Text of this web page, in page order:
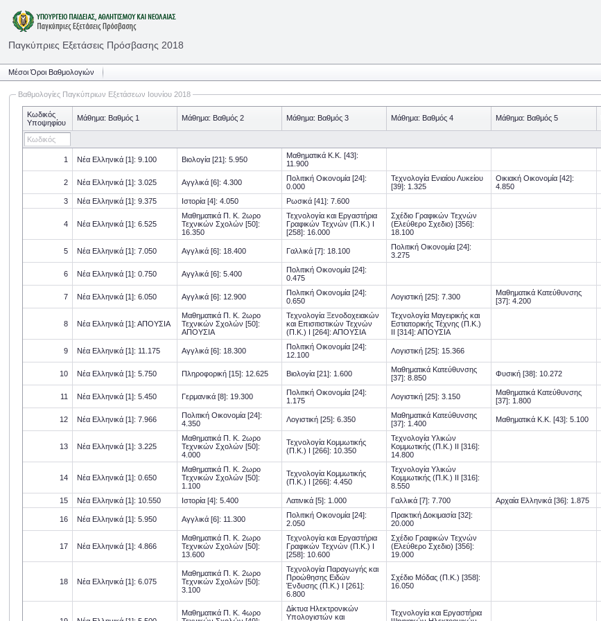
Παγκύπριες Εξετάσεις Πρόσβασης 2018
Μέσοι Όροι Βαθμολογιών
Βαθμολογίες Παγκύπριων Εξετάσεων Ιουνίου 2018
Κωδικός
Υποψηφίου
Μάθημα: Βαθμός 1 Μάθημα: Βαθμός 2 Μάθημα: Βαθμός 3 Μάθημα: Βαθμός 4 Μάθημα: Βαθμός 5
1 Νέα Ελληνικά [1]: 9.100 Βιολογία [21]: 5.950
Μαθηματικά Κ.Κ. [43]:
11.900
2 Νέα Ελληνικά [1]: 3.025 Αγγλικά [6]: 4.300
Πολιτική Οικονομία [24]:
0.000
Τεχνολογία Ενιαίου Λυκείου
[39]: 1.325
Οικιακή Οικονομία [42]:
4.850
3 Νέα Ελληνικά [1]: 9.375 Ιστορία [4]: 4.050 Ρωσικά [41]: 7.600
4 Νέα Ελληνικά [1]: 6.525
Μαθηματικά Π. Κ. 2ωρο
Τεχνικών Σχολών [50]:
16.350
Τεχνολογία και Εργαστήρια
Γραφικών Τεχνών (Π.Κ.) Ι
[258]: 16.000
Σχέδιο Γραφικών Τεχνών
(Ελεύθερο Σχεδιο) [356]:
18.100
5 Νέα Ελληνικά [1]: 7.050 Αγγλικά [6]: 18.400 Γαλλικά [7]: 18.100
Πολιτική Οικονομία [24]:
3.275
6 Νέα Ελληνικά [1]: 0.750 Αγγλικά [6]: 5.400
Πολιτική Οικονομία [24]:
0.475
7 Νέα Ελληνικά [1]: 6.050 Αγγλικά [6]: 12.900
Πολιτική Οικονομία [24]:
0.650
Λογιστική [25]: 7.300
Μαθηματικά Κατεύθυνσης
[37]: 4.200
8 Νέα Ελληνικά [1]: ΑΠΟΥΣΙΑ
Μαθηματικά Π. Κ. 2ωρο
Τεχνικών Σχολών [50]:
ΑΠΟΥΣΙΑ
Τεχνολογία Ξενοδοχειακών
και Επισιτιστικών Τεχνών
(Π.Κ.) Ι [264]: ΑΠΟΥΣΙΑ
Τεχνολογία Μαγειρικής και
Εστιατορικής Τέχνης (Π.Κ.)
ΙΙ [314]: ΑΠΟΥΣΙΑ
9 Νέα Ελληνικά [1]: 11.175 Αγγλικά [6]: 18.300
Πολιτική Οικονομία [24]:
12.100
Λογιστική [25]: 15.366
10 Νέα Ελληνικά [1]: 5.750 Πληροφορική [15]: 12.625 Βιολογία [21]: 1.600
Μαθηματικά Κατεύθυνσης
[37]: 8.850
Φυσική [38]: 10.272
11 Νέα Ελληνικά [1]: 5.450 Γερμανικά [8]: 19.300
Πολιτική Οικονομία [24]:
1.175
Λογιστική [25]: 3.150
Μαθηματικά Κατεύθυνσης
[37]: 1.800
12 Νέα Ελληνικά [1]: 7.966
Πολιτική Οικονομία [24]:
4.350
Λογιστική [25]: 6.350
Μαθηματικά Κατεύθυνσης
[37]: 1.400
Μαθηματικά Κ.Κ. [43]: 5.100
13 Νέα Ελληνικά [1]: 3.225
Μαθηματικά Π. Κ. 2ωρο
Τεχνικών Σχολών [50]:
4.000
Τεχνολογία Κομμωτικής
(Π.Κ.) Ι [266]: 10.350
Τεχνολογία Υλικών
Κομμωτικής (Π.Κ.) ΙΙ [316]:
14.800
14 Νέα Ελληνικά [1]: 0.650
Μαθηματικά Π. Κ. 2ωρο
Τεχνικών Σχολών [50]:
1.100
Τεχνολογία Κομμωτικής
(Π.Κ.) Ι [266]: 4.450
Τεχνολογία Υλικών
Κομμωτικής (Π.Κ.) ΙΙ [316]:
8.550
15
Νέα Ελληνικά [1]: 10.550 Ιστορία [4]: 5.400 Λατινικά [5]: 1.000 Γαλλικά [7]: 7.700 Αρχαία Ελληνικά [36]: 1.875
16 Νέα Ελληνικά [1]: 5.950 Αγγλικά [6]: 11.300
Πολιτική Οικονομία [24]:
2.050
Πρακτική Δοκιμασία [32]:
20.000
17 Νέα Ελληνικά [1]: 4.866
Μαθηματικά Π. Κ. 2ωρο
Τεχνικών Σχολών [50]:
13.600
Τεχνολογία και Εργαστήρια
Γραφικών Τεχνών (Π.Κ.) Ι
[258]: 10.600
Σχέδιο Γραφικών Τεχνών
(Ελεύθερο Σχεδιο) [356]:
19.000
18 Νέα Ελληνικά [1]: 6.075
Μαθηματικά Π. Κ. 2ωρο
Τεχνικών Σχολών [50]:
3.100
Τεχνολογία Παραγωγής και
Προώθησης Ειδών
Ένδυσης (Π.Κ.) Ι [261]:
6.800
Σχέδιο Μόδας (Π.Κ.) [358]:
16.050
Μαθηματικά Π. Κ. 4ωρο
Δίκτυα Ηλεκτρονικών
Υπολογιστών και
Τεχνολογία και Εργαστήρια